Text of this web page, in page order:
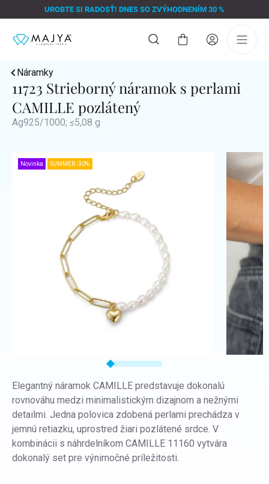
na
UROBTE SI RADOSŤ! DNES SO ZVÝHODNENÍM 30 %
Nákupný
Náramky
11723 Strieborný náramok s perlami
CAMILLE pozlátený
Ag925/1000; ≤5,08 g
Novinka SUMMER -30%
Elegantný náramok CAMILLE predstavuje dokonalú
rovnováhu medzi minimalistickým dizajnom a nežnými
detailmi. Jedna polovica zdobená perlami prechádza v
jemnú retiazku, uprostred žiari pozlátené srdce. V
kombinácii s náhrdelníkom CAMILLE 11160 vytvára
dokonalý set pre výnimočné príležitosti.